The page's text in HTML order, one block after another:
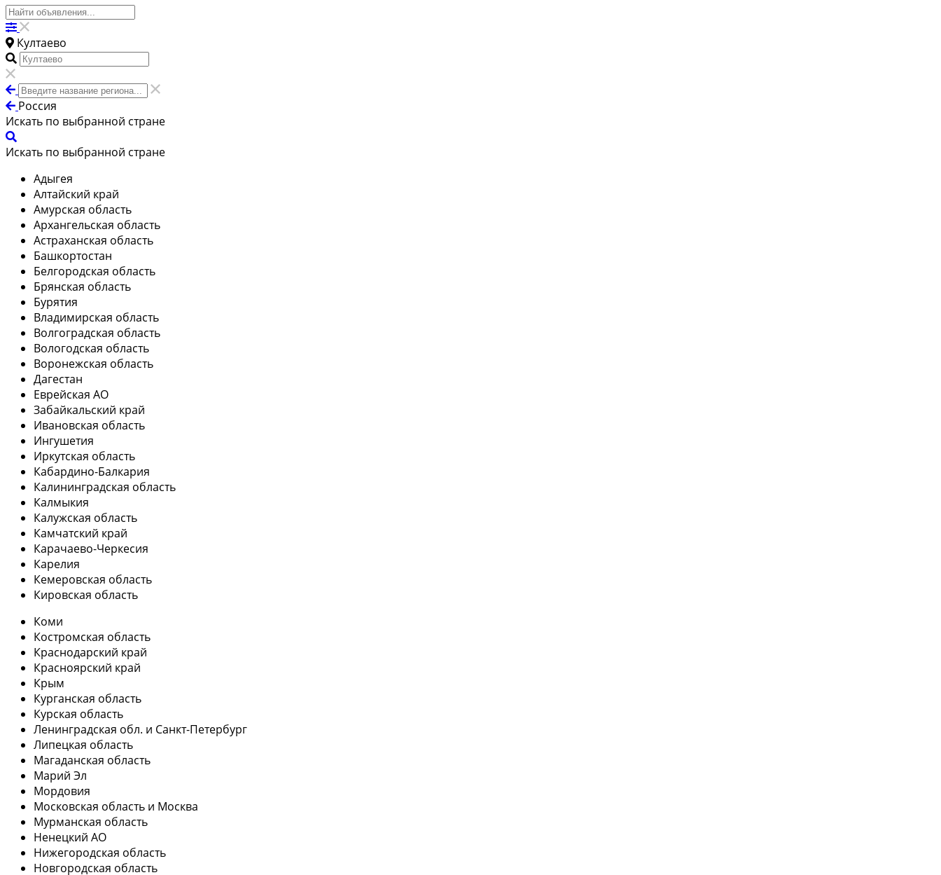
Култаево
Россия
Искать по выбранной стране
Искать по выбранной стране
Адыгея
Алтайский край
Амурская область
Архангельская область
Астраханская область
Башкортостан
Белгородская область
Брянская область
Бурятия
Владимирская область
Волгоградская область
Вологодская область
Воронежская область
Дагестан
Еврейская АО
Забайкальский край
Ивановская область
Ингушетия
Иркутская область
Кабардино-Балкария
Калининградская область
Калмыкия
Калужская область
Камчатский край
Карачаево-Черкесия
Карелия
Кемеровская область
Кировская область
Коми
Костромская область
Краснодарский край
Красноярский край
Крым
Курганская область
Курская область
Ленинградская обл. и Санкт-Петербург
Липецкая область
Магаданская область
Марий Эл
Мордовия
Московская область и Москва
Мурманская область
Ненецкий АО
Нижегородская область
Новгородская область